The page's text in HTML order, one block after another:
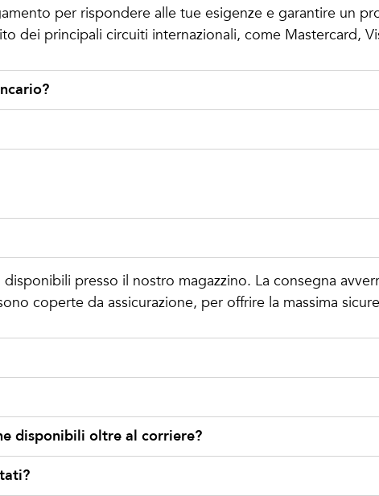
per rispondere alle tue esigenze e garantire un
dei principali circuiti internazionali, come Mastercard,
presso il nostro magazzino. La consegna
coperte da assicurazione, per offrire la massima
disponibili oltre al corriere?